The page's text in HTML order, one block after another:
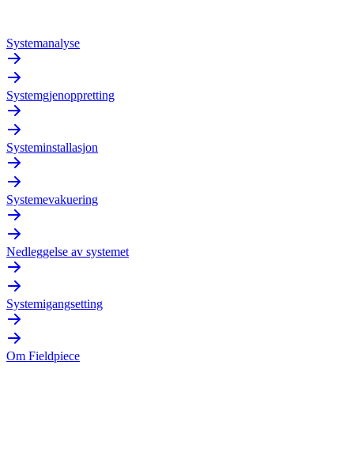
Systemanalyse
Systemgjenoppretting
Systeminstallasjon
Systemevakuering
Nedleggelse av systemet
Systemigangsetting
Om Fieldpiece